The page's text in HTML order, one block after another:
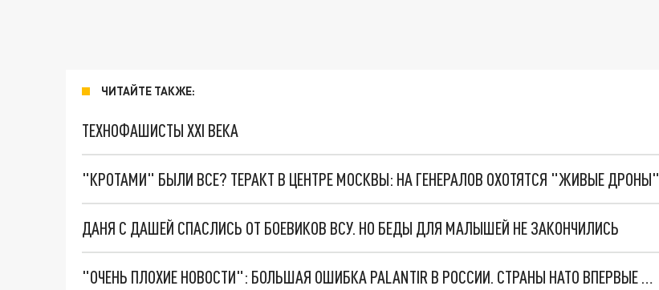
ЧИТАЙТЕ ТАКЖЕ:
ТЕХНОФАШИСТЫ XXI ВЕКА
"КРОТАМИ" БЫЛИ ВСЕ? ТЕРАКТ В ЦЕНТРЕ МОСКВЫ: НА ГЕНЕРАЛОВ ОХОТЯТСЯ "ЖИВЫЕ ДРОНЫ"
ДАНЯ С ДАШЕЙ СПАСЛИСЬ ОТ БОЕВИКОВ ВСУ. НО БЕДЫ ДЛЯ МАЛЫШЕЙ НЕ ЗАКОНЧИЛИСЬ
"ОЧЕНЬ ПЛОХИЕ НОВОСТИ": БОЛЬШАЯ ОШИБКА PALANTIR В РОССИИ. СТРАНЫ НАТО ВПЕРВЫЕ ЗА СВО ОСТАНОВИЛИ ПОСТАВКИ ОРУЖИЯ. ВСУ ТЕРЯЮТ ПРИГРАНИЧЬЕ?